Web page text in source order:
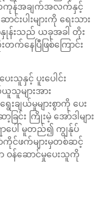
ကုန်အချက်အလက်နှင့်
ပါးများကို ရေးသား
နှုန်းသည် ယခုအခါ တိုး
နေပြီဖြစ်ကြောင်း
သူနှင့် ပူးပေါင်း
သူများအား
ချယ်မှုများစွာကို ပေး
င်း ကြိုးမဲ့ အော်ဒါများ
ေါ် မူတည်၍ ကျွန်ုပ်
င်ဖက်များမှတစ်ဆင့်
ဝန်ဆောင်မှုပေးသူကို